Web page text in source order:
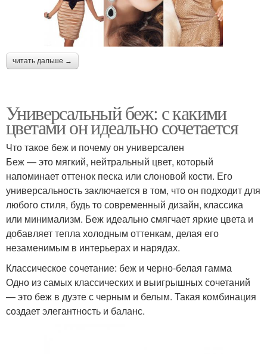
читать дальше →
Универсальный беж: с какими
цветами он идеально сочетается
Что такое беж и почему он универсален
Беж — это мягкий, нейтральный цвет, который
напоминает оттенок песка или слоновой кости. Его
универсальность заключается в том, что он подходит для
любого стиля, будь то современный дизайн, классика
или минимализм. Беж идеально смягчает яркие цвета и
добавляет тепла холодным оттенкам, делая его
незаменимым в интерьерах и нарядах.
Классическое сочетание: беж и черно-белая гамма
Одно из самых классических и выигрышных сочетаний
— это беж в дуэте с черным и белым. Такая комбинация
создает элегантность и баланс.